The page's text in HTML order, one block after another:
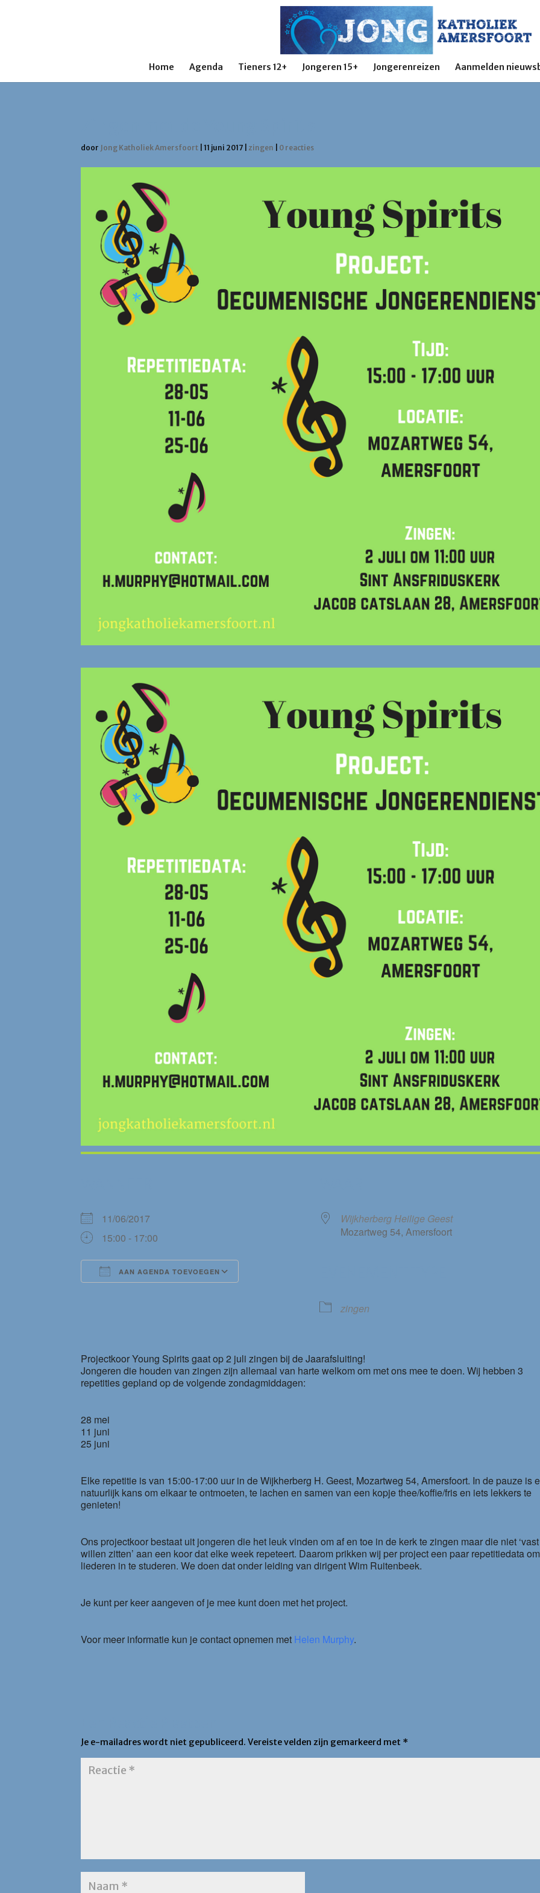
Home Agenda Tieners 12+ Jongeren 15+ Jongerenreizen Aanmelden
door Jong Katholiek Amersfoort |11 juni 2017 zingen 0 reacties
11/06/2017
15:00 - 17:00
AAN AGENDA TOEVOEGEN
Wijkherberg Heilige Geest
Mozartweg 54, Amersfoort
zingen
Projectkoor Young Spirits gaat op 2 juli zingen bij de Jaarafsluiting!
Jongeren die houden van zingen zijn allemaal van harte welkom om met ons mee te doen. Wij hebben 3
repetities gepland op de volgende zondagmiddagen:
28 mei
11 juni
25 juni
Elke repetitie is van 15:00-17:00 uur in de Wijkherberg H. Geest, Mozartweg 54, Amersfoort. In de pauze is
natuurlijk kans om elkaar te ontmoeten, te lachen en samen van een kopje thee/koffie/fris en iets lekkers te
genieten!
Ons projectkoor bestaat uit jongeren die het leuk vinden om af en toe in de kerk te zingen maar die niet ‘vast
willen zitten’ aan een koor dat elke week repeteert. Daarom prikken wij per project een paar repetitiedata
liederen in te studeren. We doen dat onder leiding van dirigent Wim Ruitenbeek.
Je kunt per keer aangeven of je mee kunt doen met het project.
Voor meer informatie kun je contact opnemen met Helen Murphy.
Je e-mailadres wordt niet gepubliceerd. Vereiste velden zijn gemarkeerd met *